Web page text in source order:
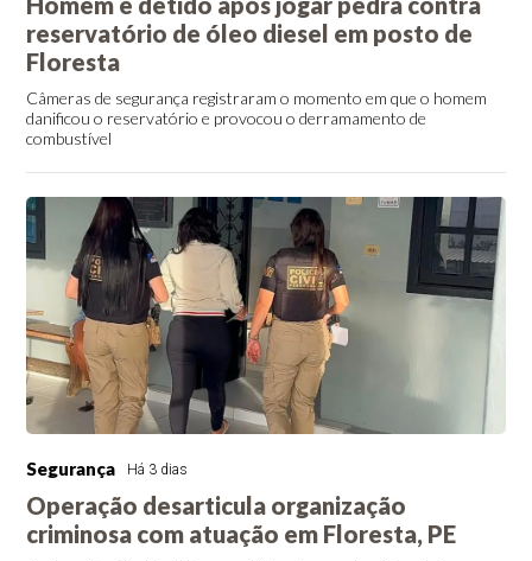
reservatório de óleo diesel em posto de
Floresta
Câmeras de segurança registraram o momento em que o homem
danificou o reservatório e provocou o derramamento de
combustível
Segurança Há 3 dias
Operação desarticula organização
criminosa com atuação em Floresta, PE